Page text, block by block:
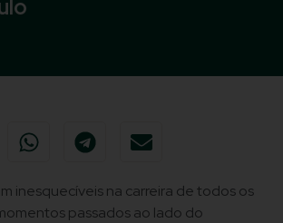
inesquecíveis na carreira de todos os
passados ao lado do